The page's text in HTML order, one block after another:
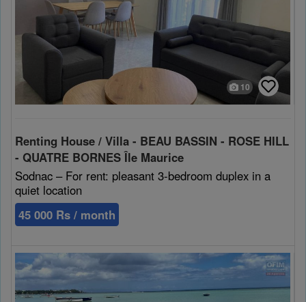
10
Renting House / Villa - BEAU BASSIN - ROSE HILL
- QUATRE BORNES Île Maurice
Sodnac – For rent: pleasant 3-bedroom duplex in a
quiet location
45 000 Rs / month